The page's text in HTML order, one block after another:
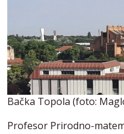
Bačka Topola (foto:
Profesor Prirodno-